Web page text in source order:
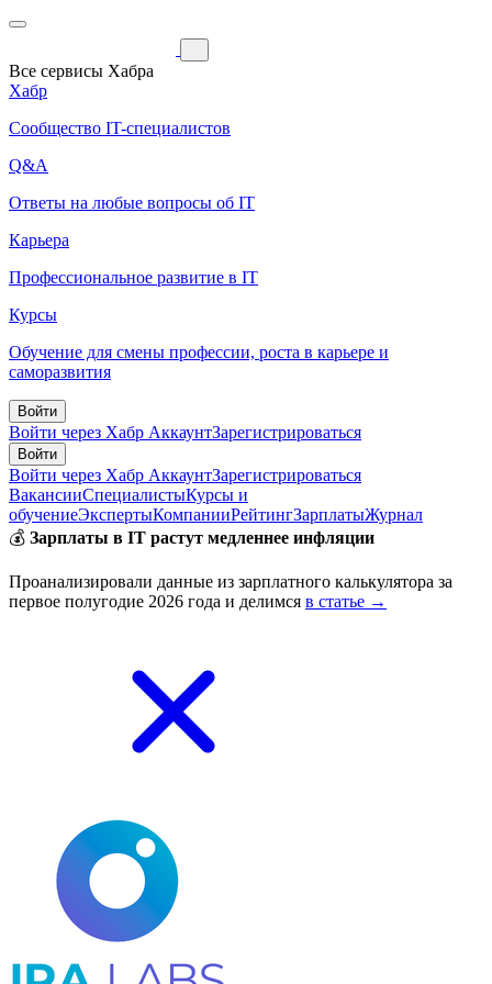
Все сервисы Хабра
Хабр
Сообщество IT-специалистов
Q&A
Ответы на любые вопросы об IT
Карьера
Профессиональное развитие в IT
Курсы
Обучение для смены профессии, роста в карьере и
саморазвития
Войти
Войти через Хабр АккаунтЗарегистрироваться
Войти
Войти через Хабр АккаунтЗарегистрироваться
ВакансииСпециалистыКурсы и
обучениеЭкспертыКомпанииРейтингЗарплатыЖурнал
💰 Зарплаты в IT растут медленнее инфляции
Проанализировали данные из зарплатного калькулятора за
первое полугодие 2026 года и делимся в статье →